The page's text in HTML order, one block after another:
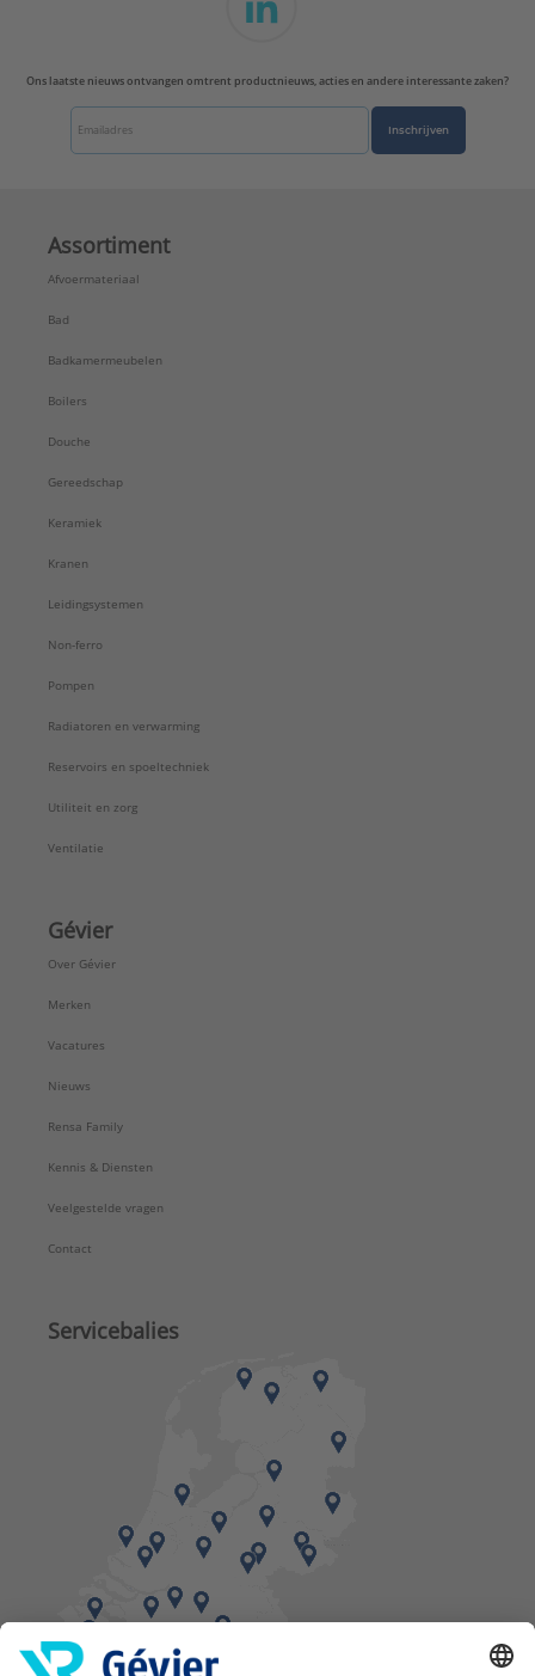
Ons laatste nieuws ontvangen omtrent productnieuws, acties en andere interessante zaken?
Inschrijven
Assortiment
Afvoermateriaal
Bad
Badkamermeubelen
Boilers
Douche
Gereedschap
Keramiek
Kranen
Leidingsystemen
Non-ferro
Pompen
Radiatoren en verwarming
Reservoirs en spoeltechniek
Utiliteit en zorg
Ventilatie
Gévier
Over Gévier
Merken
Vacatures
Nieuws
Rensa Family
Kennis & Diensten
Veelgestelde vragen
Contact
Servicebalies
Vind een balie in de buurt